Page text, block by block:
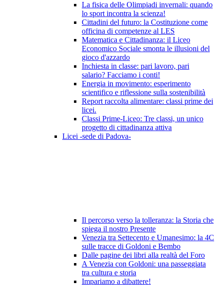
La fisica delle Olimpiadi invernali: quando
lo sport incontra la scienza!
Cittadini del futuro: la Costituzione come
officina di competenze al LES
Matematica e Cittadinanza: il Liceo
Economico Sociale smonta le illusioni del
gioco d'azzardo
Inchiesta in classe: pari lavoro, pari
salario? Facciamo i conti!
Energia in movimento: esperimento
scientifico e riflessione sulla sostenibilità
Report raccolta alimentare: classi prime dei
licei.
Classi Prime-Liceo: Tre classi, un unico
progetto di cittadinanza attiva
Licei -sede di Padova-
Il percorso verso la tolleranza: la Storia che
spiega il nostro Presente
Venezia tra Settecento e Umanesimo: la 4C
sulle tracce di Goldoni e Bembo
Dalle pagine dei libri alla realtà del Foro
A Venezia con Goldoni: una passeggiata
tra cultura e storia
Impariamo a dibattere!